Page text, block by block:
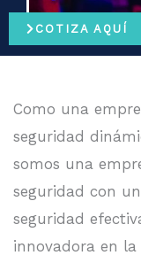
COTIZA AQUÍ
Como una
seguridad
somos una
seguridad con
seguridad
innovadora en